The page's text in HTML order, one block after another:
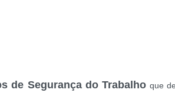
de Segurança do Trabalho que